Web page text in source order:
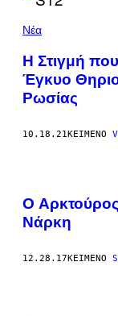
Νέα
Η Στιγμή
Έγκυο
Ρωσίας
10.18.21ΚΕΊΜΕΝΟ
O
Νάρκη
12.28.17ΚΕΊΜΕΝΟ